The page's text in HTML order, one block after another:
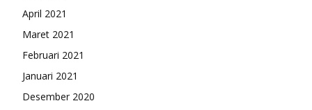
April 2021
Maret 2021
Februari 2021
Januari 2021
Desember 2020